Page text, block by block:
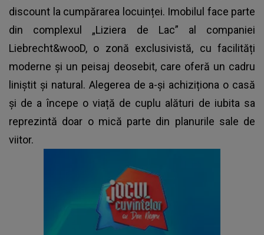
discount la cumpărarea locuinței. Imobilul face parte
din complexul „Liziera de Lac” al companiei
Liebrecht&wooD, o zonă exclusivistă, cu facilități
moderne și un peisaj deosebit, care oferă un cadru
liniștit și natural. Alegerea de a-și achiziționa o casă
și de a începe o viață de cuplu alături de iubita sa
reprezintă doar o mică parte din planurile sale de
viitor.